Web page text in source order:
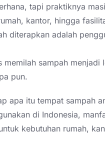
tapi praktiknya
kantor, hingga
diterapkan adalah
sampah menjadi
pun.
apa itu tempat sampah
di Indonesia,
kebutuhan rumah,